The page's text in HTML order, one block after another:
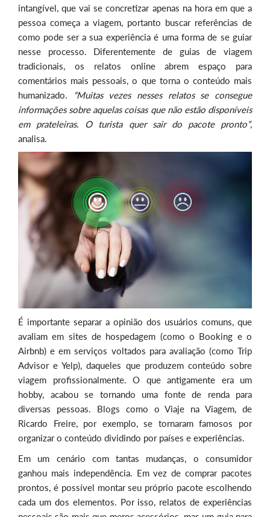
intangível, que vai se concretizar apenas na hora em que a
pessoa começa a viagem, portanto buscar referências de
como pode ser a sua experiência é uma forma de se guiar
nesse processo. Diferentemente de guias de viagem
tradicionais, os relatos online abrem espaço para
comentários mais pessoais, o que torna o conteúdo mais
humanizado.
“Muitas vezes nesses relatos se consegue
informações sobre aquelas coisas que não estão disponíveis
em prateleiras. O turista quer sair do pacote pronto”,
analisa.
É importante separar a opinião dos usuários comuns, que
avaliam em sites de hospedagem (como o Booking e o
Airbnb) e em serviços voltados para avaliação (como Trip
Advisor e Yelp), daqueles que produzem conteúdo sobre
viagem profissionalmente. O que antigamente era um
hobby, acabou se tornando uma fonte de renda para
diversas pessoas. Blogs como o Viaje na Viagem, de
Ricardo Freire, por exemplo, se tornaram famosos por
organizar o conteúdo dividindo por países e experiências.
Em um cenário com tantas mudanças, o consumidor
ganhou mais independência. Em vez de comprar pacotes
prontos, é possível montar seu próprio pacote escolhendo
cada um dos elementos. Por isso, relatos de experiências